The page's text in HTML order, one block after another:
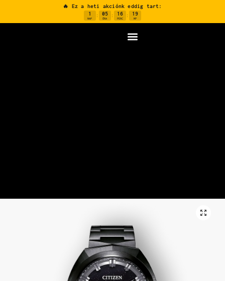
🔥 Ez a heti akciónk eddig tart:
1
NAP
: 05
ÓRA
: 16
PERC
: 19
MP